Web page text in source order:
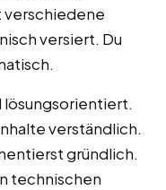
verschiedene
versiert. Du
lösungsorientiert.
verständlich.
gründlich.
technischen